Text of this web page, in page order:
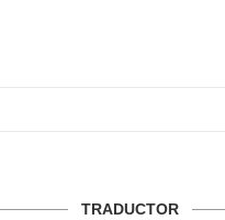
TRADUCTOR